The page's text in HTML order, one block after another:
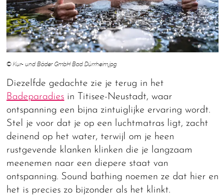
© Kur- und Bäder GmbH Bad Dürrheim.jpg
Diezelfde gedachte zie je terug in het
Badeparadies in Titisee-Neustadt, waar
ontspanning een bijna zintuiglijke ervaring wordt.
Stel je voor dat je op een luchtmatras ligt, zacht
deinend op het water, terwijl om je heen
rustgevende klanken klinken die je langzaam
meenemen naar een diepere staat van
ontspanning. Sound bathing noemen ze dat hier en
het is precies zo bijzonder als het klinkt.